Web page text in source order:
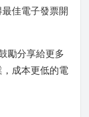
佳電子發票開
勵分享給更多
成本更低的電